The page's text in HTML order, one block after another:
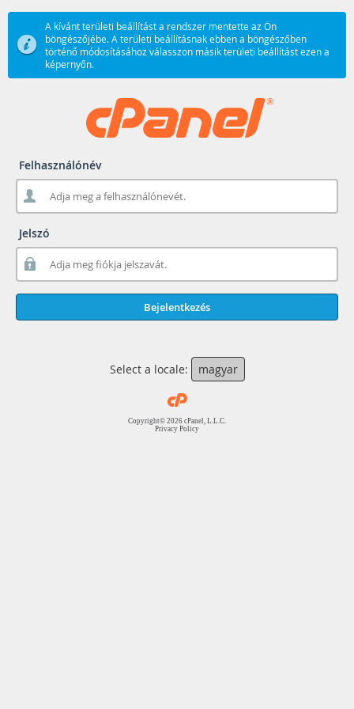
A kívánt területi beállítást a rendszer mentette az Ön
böngészőjébe. A területi beállításnak ebben a böngészőben
történő módosításához válasszon másik területi beállítást ezen a
képernyőn.
Felhasználónév
Jelszó
Bejelentkezés
Select a locale: magyar
Copyright© 2026 cPanel, L.L.C.
Privacy Policy